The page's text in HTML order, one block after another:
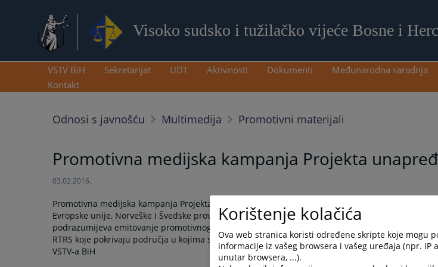
Visoko sudsko i tužilačko vijeće Bosne i
VSTV BiH Sekretarijat UDT Aktivnosti Dokumenti Međunarodna saradnja
Kontakt
Odnosi s javnošću Multimedija Promotivni materijali
Promotivna medijska kampanja Projekta
03.02.2016.
Promotivna medijska kampanja Projekta unapređenje efikasnosti pravosuđa (Projekat) kojeg uz
Evropske unije, Norveške i Švedske provodi Visoko sudsko i tužilačko vijeće Bosne i Hercegovine
podrazumijeva emitovanje promotivnog video spota i radio džingla putem elektronskih medija,
RTRS koje pokrivaju područja u kojima se nalaze ciljni sudovi Projekta. Video spot se može
VSTV-a BiH
Korištenje kolačića
Ova web stranica koristi određene skripte koje mogu
informacije iz vašeg browsera i vašeg uređaja (npr. IP
unutar browsera, ...).